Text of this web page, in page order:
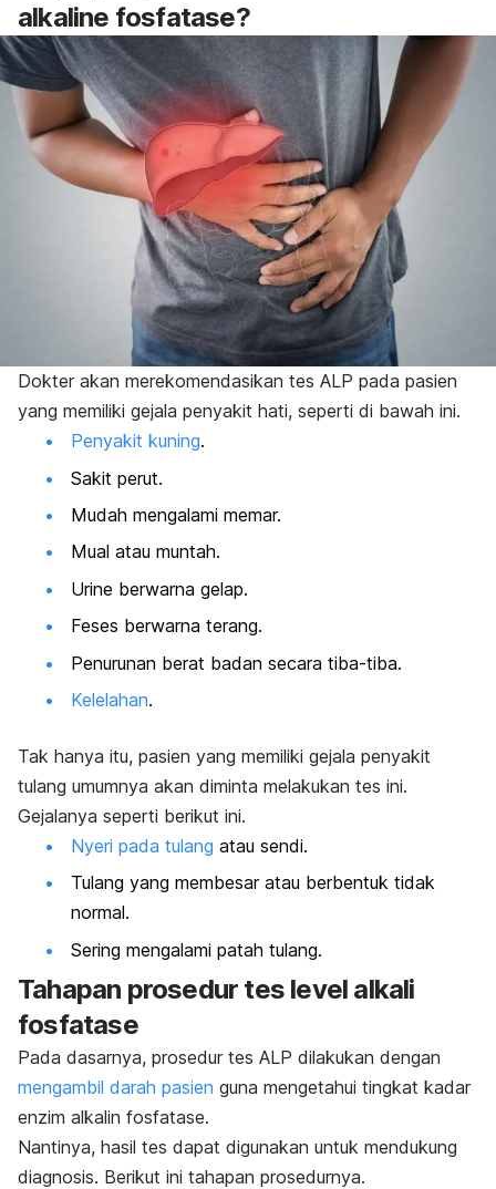
alkaline fosfatase?
Dokter akan merekomendasikan tes ALP pada pasien
yang memiliki gejala penyakit hati, seperti di bawah ini.
Penyakit kuning.
Sakit perut.
Mudah mengalami memar.
Mual atau muntah.
Urine berwarna gelap.
Feses berwarna terang.
Penurunan berat badan secara tiba-tiba.
Kelelahan.
Tak hanya itu, pasien yang memiliki gejala penyakit
tulang umumnya akan diminta melakukan tes ini.
Gejalanya seperti berikut ini.
Nyeri pada tulang atau sendi.
Tulang yang membesar atau berbentuk tidak
normal.
Sering mengalami patah tulang.
Tahapan prosedur tes level alkali
fosfatase
Pada dasarnya, prosedur tes ALP dilakukan dengan
mengambil darah pasien guna mengetahui tingkat kadar
enzim alkalin fosfatase.
Nantinya, hasil tes dapat digunakan untuk mendukung
diagnosis. Berikut ini tahapan prosedurnya.